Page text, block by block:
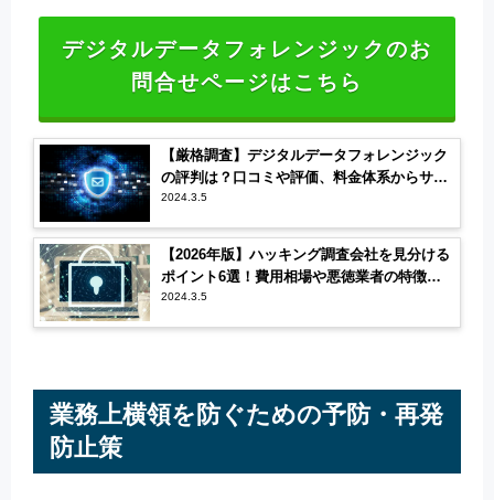
デジタルデータフォレンジックのお
問合せページはこちら
【厳格調査】デジタルデータフォレンジック
の評判は？口コミや評価、料金体系からサー
ビスを調査
2024.3.5
【2026年版】ハッキング調査会社を見分ける
ポイント6選！費用相場や悪徳業者の特徴も
解説
2024.3.5
業務上横領を防ぐための予防・再発
防止策